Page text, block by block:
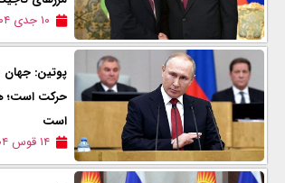
۱۰ جدی ۱۴۰۴
پوتین:
حرکت است؛
است
۱۴ قوس ۱۴۰۴